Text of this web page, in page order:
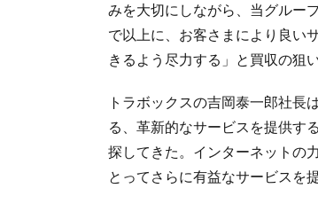
みを大切にしながら、当グルー
で以上に、お客さまにより良い
きるよう尽力する」と買収の狙
トラボックスの吉岡泰一郎社長
る、革新的なサービスを提供す
探してきた。インターネットの
とってさらに有益なサービスを